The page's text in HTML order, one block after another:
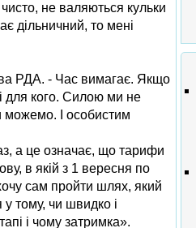
не валяються кульки
дільничний, то мені
РДА. - Час вимагає. Якщо
для кого. Силою ми не
можемо. І особистим
а це означає, що тарифи
в якій з 1 вересня по
сам пройти шлях, який
тому, чи швидко і
і чому затримка».